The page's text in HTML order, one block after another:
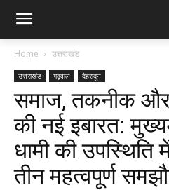
Home उत्तराखंड
उत्तराखंड गढ़वाल देहरादून
समाज, तकनीक और
की नई इबारत:
धामी की उपस्थिति
तीन महत्वपूर्ण